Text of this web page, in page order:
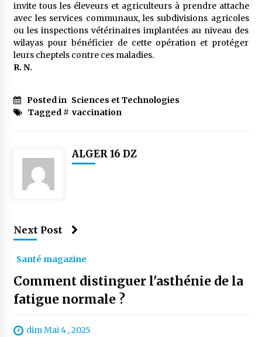
nationale à l’étranger
2 semaines ago
Lancement d’une campagne nationale de
sensibilisation sur la lutte contre le travail
informel
fabriquée localement : Une équipe d’étudiants
algériens participe à une compétition
internationale
cursus intégré à la licence en communication
en langue amazighe
invite tous les éleveurs et agriculteurs à prendre attache
avec les services communaux, les subdivisions agricoles
ou les inspections vétérinaires implantées au niveau des
wilayas pour bénéficier de cette opération et protéger
leurs cheptels contre ces maladies.
R. N.
Posted in Sciences et Technologies
Tagged # vaccination
ALGER 16 DZ
Next Post
Santé magazine
Comment distinguer l'asthénie de la
fatigue normale ?
dim Mai 4 , 2025